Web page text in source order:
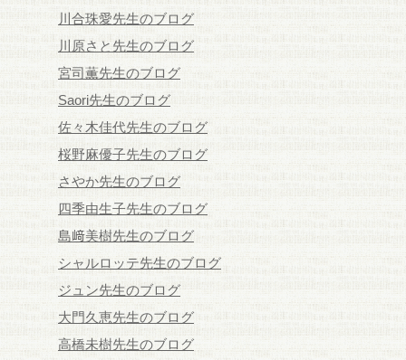
川合珠愛先生のブログ
川原さと先生のブログ
宮司薫先生のブログ
Saori先生のブログ
佐々木佳代先生のブログ
桜野麻優子先生のブログ
さやか先生のブログ
四季由生子先生のブログ
島﨑美樹先生のブログ
シャルロッテ先生のブログ
ジュン先生のブログ
大門久恵先生のブログ
高橋未樹先生のブログ